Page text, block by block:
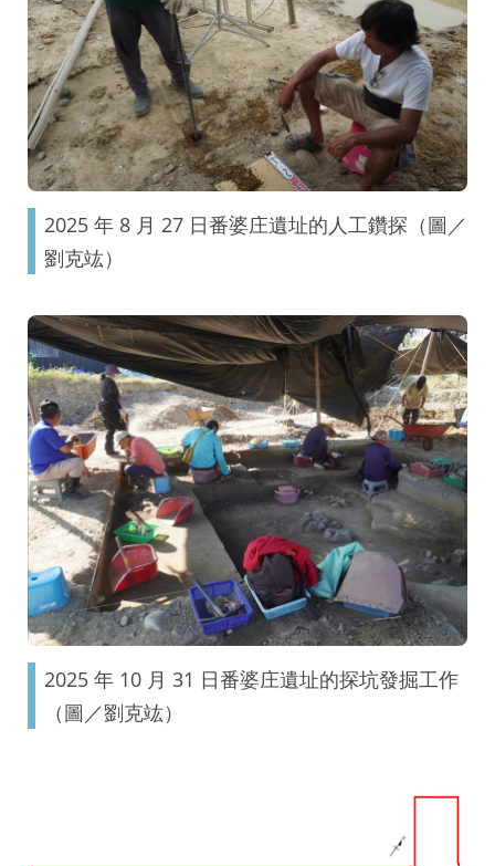
2025 年 8 月 27 日番婆庄遺址的人工鑽探（圖／
劉克竑）
2025 年 10 月 31 日番婆庄遺址的探坑發掘工作
（圖／劉克竑）